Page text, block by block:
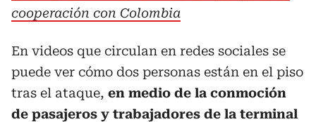
cooperación con Colombia
En videos que circulan en redes sociales se
puede ver cómo dos personas están en el piso
tras el ataque, en medio de la conmoción
de pasajeros y trabajadores de la terminal